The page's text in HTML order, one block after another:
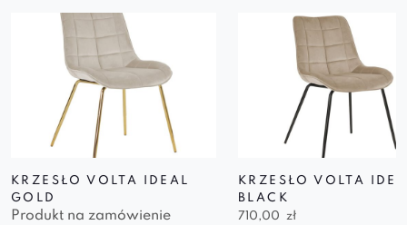
KRZESŁO VOLTA IDEAL
GOLD
Produkt na zamówienie
KRZESŁO VOLTA
BLACK
710,00
zł